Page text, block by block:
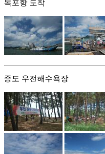
목포항 도착
증도 우전해수욕장